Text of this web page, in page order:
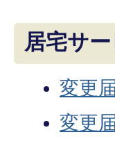
居宅サ
変更
変更